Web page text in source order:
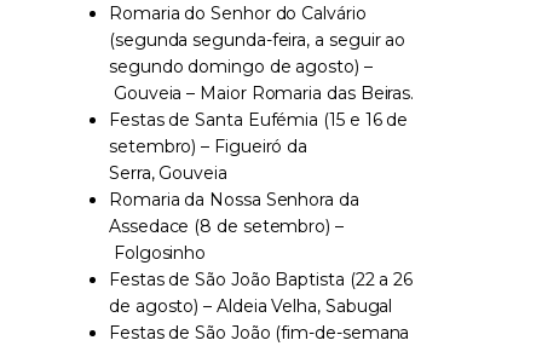
Romaria do Senhor do Calvário
(segunda segunda-feira, a seguir ao
segundo domingo de agosto) –
Gouveia – Maior Romaria das Beiras.
Festas de Santa Eufémia (15 e 16 de
setembro) – Figueiró da
Serra, Gouveia
Romaria da Nossa Senhora da
Assedace (8 de setembro) –
Folgosinho
Festas de São João Baptista (22 a 26
de agosto) – Aldeia Velha, Sabugal
Festas de São João (fim-de-semana